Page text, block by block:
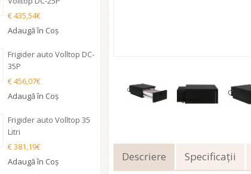
€ 435,54€
Adaugă în Coş
Frigider auto Volltop DC-
35P
€ 456,07€
Adaugă în Coş
Frigider auto Volltop 35
Litri
€ 381,19€
Adaugă în Coş
Descriere Specificaţii